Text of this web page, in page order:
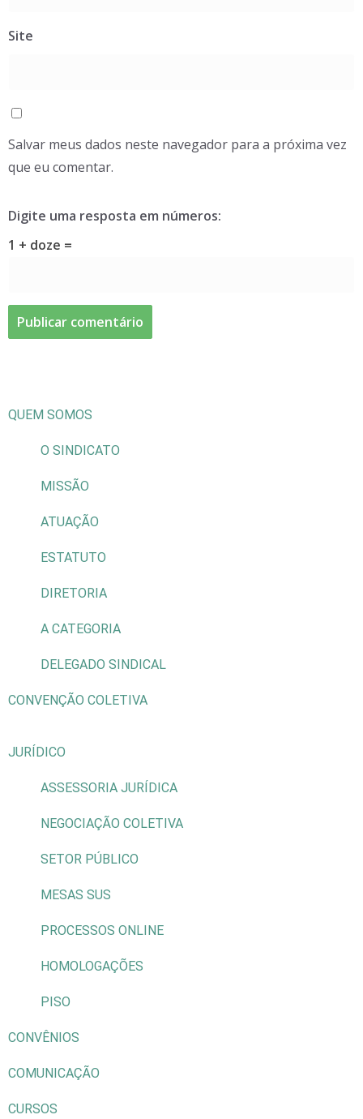
Site
Salvar meus dados neste navegador para a próxima vez
que eu comentar.
Digite uma resposta em números:
1 + doze =
QUEM SOMOS
O SINDICATO
MISSÃO
ATUAÇÃO
ESTATUTO
DIRETORIA
A CATEGORIA
DELEGADO SINDICAL
CONVENÇÃO COLETIVA
JURÍDICO
ASSESSORIA JURÍDICA
NEGOCIAÇÃO COLETIVA
SETOR PÚBLICO
MESAS SUS
PROCESSOS ONLINE
HOMOLOGAÇÕES
PISO
CONVÊNIOS
COMUNICAÇÃO
CURSOS